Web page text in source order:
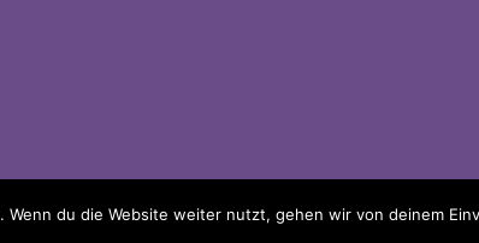
Wenn du die Website weiter nutzt, gehen wir von deinem